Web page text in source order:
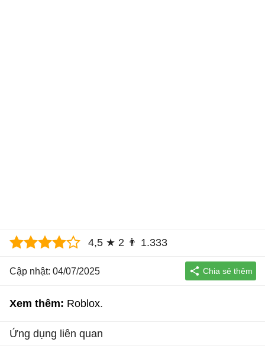
4,5 ★ 2 👨 1.333
Cập nhật: 04/07/2025
Xem thêm: Roblox
Ứng dụng liên quan